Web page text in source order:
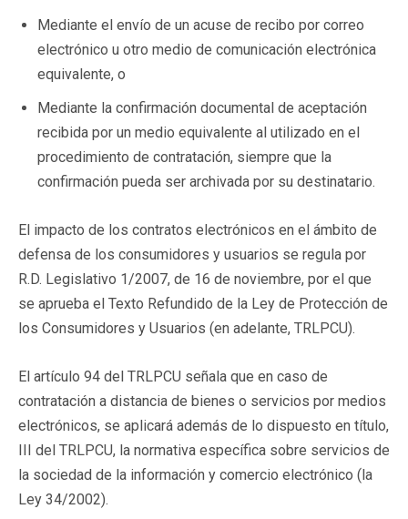
Mediante el envío de un acuse de recibo por correo
electrónico u otro medio de comunicación electrónica
equivalente, o
Mediante la confirmación documental de aceptación
recibida por un medio equivalente al utilizado en el
procedimiento de contratación, siempre que la
confirmación pueda ser archivada por su destinatario.
El impacto de los contratos electrónicos en el ámbito de
defensa de los consumidores y usuarios se regula por
R.D. Legislativo 1/2007, de 16 de noviembre, por el que
se aprueba el Texto Refundido de la Ley de Protección de
los Consumidores y Usuarios (en adelante, TRLPCU).
El artículo 94 del TRLPCU señala que en caso de
contratación a distancia de bienes o servicios por medios
electrónicos, se aplicará además de lo dispuesto en título,
III del TRLPCU, la normativa específica sobre servicios de
la sociedad de la información y comercio electrónico (la
Ley 34/2002).